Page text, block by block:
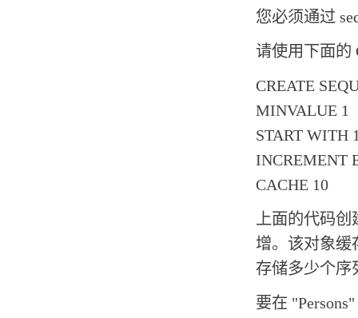
您必须通过
请使用下面的
CREATE
MINVALUE 1
START WITH
INCREMENT
CACHE 10
上面的代码创
增。该对象缓
存储多少个序
要在